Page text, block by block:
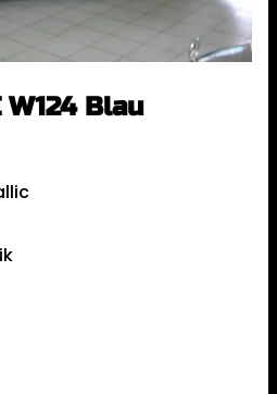
Blau